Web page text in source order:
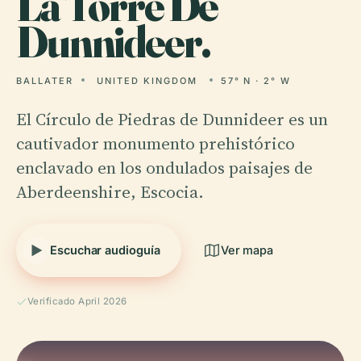
Dunnideer.
BALLATER UNITED KINGDOM 57° N · 2° W
El Círculo de Piedras de Dunnideer es un
cautivador monumento prehistórico
enclavado en los ondulados paisajes de
Aberdeenshire, Escocia.
Escuchar audioguía Ver mapa
Verificado April 2026